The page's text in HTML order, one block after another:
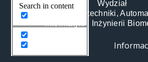
Search in content
Wydział
Elektrotechniki,
Informatyki i Inżynierii